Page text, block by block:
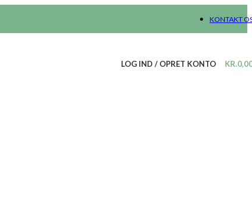
KONTAKT
LOG IND / OPRET KONTO KR.